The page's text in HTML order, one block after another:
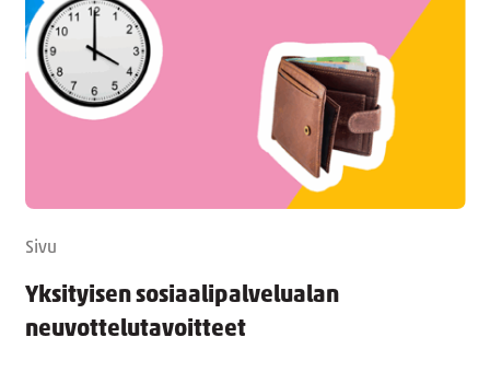
Sivu
Yksityisen sosiaalipalvelualan
neuvottelutavoitteet